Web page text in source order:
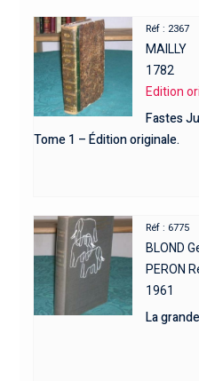
Réf : 2367
MAILLY
1782
Edition
Fastes
Tome 1 – Édition originale.
Réf : 6775
BLOND
PERON
1961
La